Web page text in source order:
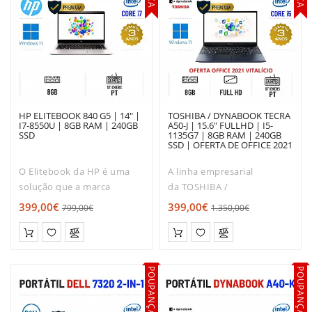
HP ELITEBOOK 840 G5 | 14" |
I7-8550U | 8GB RAM | 240GB
SSD
O Elitebook da HP é uma
solução que a marca
apresenta para utilizações
exigentes.Processador Core
Rápido!Oferecendo um..
399,00€ 799,00€
TOSHIBA / DYNABOOK TECRA
A50-J | 15.6" FULLHD | I5-
1135G7 | 8GB RAM | 240GB
SSD | OFERTA DE OFFICE 2021
A linha empresarial
da TOSHIBA /
DYNABOOK destaca-se no
fiabilidade e altos padrões
apresenta-se como..
399,00€ 1.350,00€
POUPANÇA POUPANÇA